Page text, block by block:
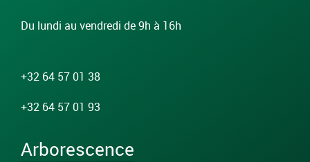
Du lundi au vendredi de 9h à 16h
+32 64 57 01 38
+32 64 57 01 93
Arborescence